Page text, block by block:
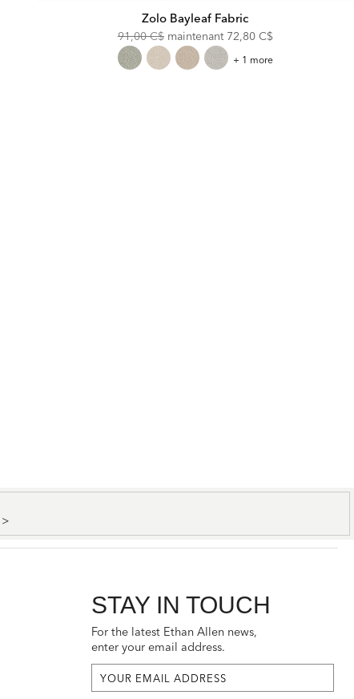
Zolo Bayleaf Fabric
Original
Price:
91,00 C$ maintenant Discounted
Price:
72,80 C$
Zolo
+ 1 more
>
STAY IN TOUCH
For the latest Ethan Allen news,
enter your email address.